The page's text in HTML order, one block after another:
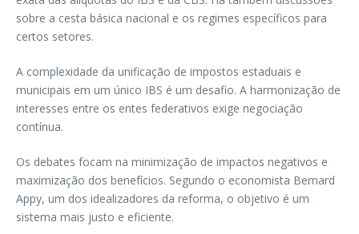
sobre a cesta básica nacional e os regimes específicos para
certos setores.
A complexidade da unificação de impostos estaduais e
municipais em um único IBS é um desafio. A harmonização de
interesses entre os entes federativos exige negociação
contínua.
Os debates focam na minimização de impactos negativos e
maximização dos benefícios. Segundo o economista Bernard
Appy, um dos idealizadores da reforma, o objetivo é um
sistema mais justo e eficiente.